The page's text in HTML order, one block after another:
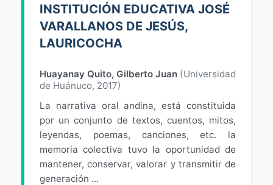
INSTITUCIÓN EDUCATIVA JOSÉ
VARALLANOS DE JESÚS,
LAURICOCHA
Huayanay Quito, Gilberto Juan (Universidad
de Huánuco, 2017)
La narrativa oral andina, está constituida
por un conjunto de textos, cuentos, mitos,
leyendas, poemas, canciones, etc. la
memoria colectiva tuvo la oportunidad de
mantener, conservar, valorar y transmitir de
generación ...